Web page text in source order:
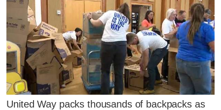
United Way packs thousands of backpacks as